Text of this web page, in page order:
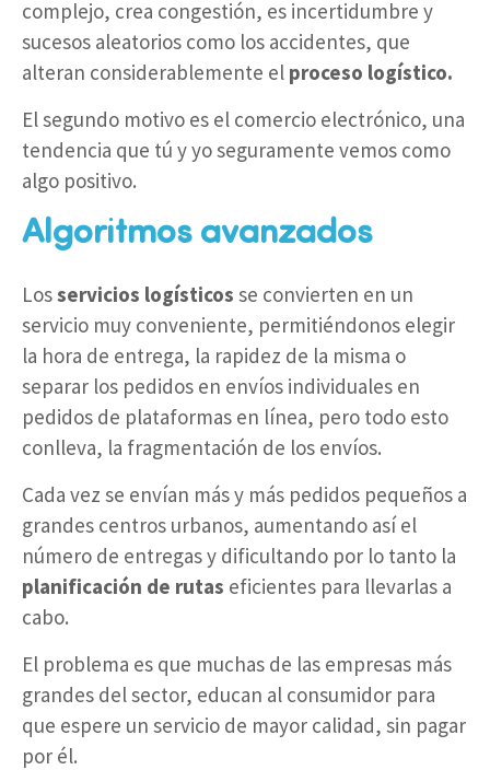
complejo, crea congestión, es incertidumbre y
sucesos aleatorios como los accidentes, que
alteran considerablemente el proceso logístico.
El segundo motivo es el comercio electrónico, una
tendencia que tú y yo seguramente vemos como
algo positivo.
Algoritmos avanzados
Losservicios logísticos se convierten en un
servicio muy conveniente, permitiéndonos elegir
la hora de entrega, la rapidez de la misma o
separar los pedidos en envíos individuales en
pedidos de plataformas en línea, pero todo esto
conlleva, la fragmentación de los envíos.
Cada vez se envían más y más pedidos pequeños a
grandes centros urbanos, aumentando así el
número de entregas y dificultando por lo tanto la
planificación de rutas eficientes para llevarlas a
cabo.
El problema es que muchas de las empresas más
grandes del sector, educan al consumidor para
que espere un servicio de mayor calidad, sin pagar
por él.